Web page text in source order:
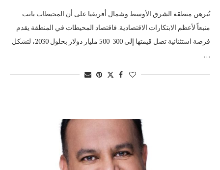
تُبرهن منطقة الشرق الأوسط وشمال أفريقيا على أن المحيطات باتت
منبعاً لأعظم الابتكارات الاقتصادية. فاقتصاد المحيطات في المنطقة يقدم
فرصة استثنائية تصل قيمتها إلى 300-500 مليار دولار بحلول 2030، لتشكل
…